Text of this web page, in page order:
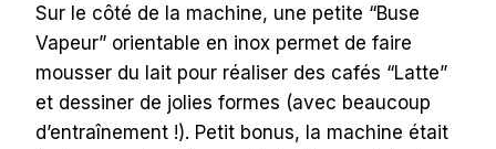
Sur le côté de la machine, une petite “Buse
Vapeur” orientable en inox permet de faire
mousser du lait pour réaliser des cafés “Latte”
et dessiner de jolies formes (avec beaucoup
d’entraînement !). Petit bonus, la machine était